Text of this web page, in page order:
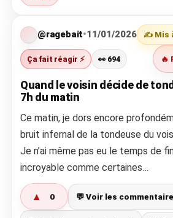
@ragebait•11/01/2026 ✍️ Mis
Ça fait réagir ⚡ 👀 694 🔥
Quand le voisin décide de
7h du matin
Ce matin, je dors encore
bruit infernal de la tondeuse du
Je n’ai même pas eu le temps de
incroyable comme certaines…
▲ 0 💬 Voir les